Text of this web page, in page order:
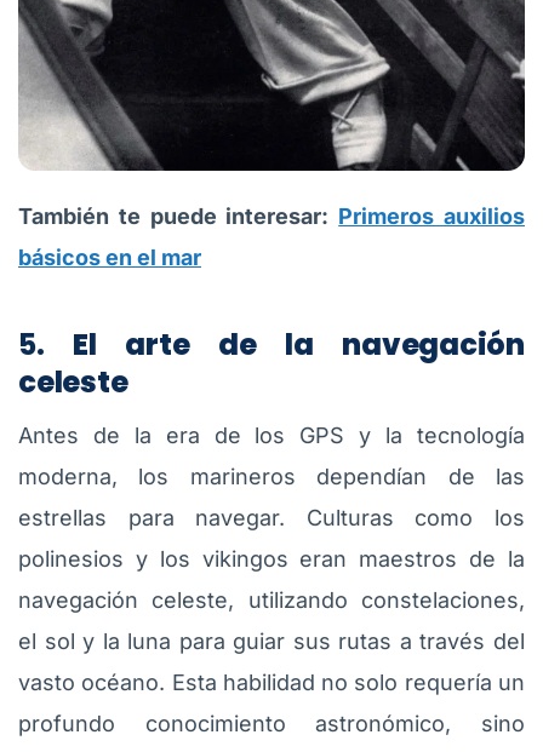
También te puede interesar: Primeros auxilios
básicos en el mar
5. El arte de la navegación
celeste
Antes de la era de los GPS y la tecnología
moderna, los marineros dependían de las
estrellas para navegar. Culturas como los
polinesios y los vikingos eran maestros de la
navegación celeste, utilizando constelaciones,
el sol y la luna para guiar sus rutas a través del
vasto océano. Esta habilidad no solo requería un
profundo conocimiento astronómico, sino